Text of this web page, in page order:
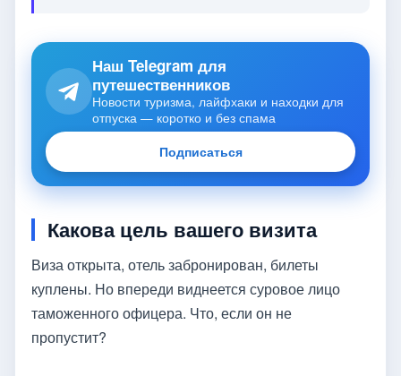
Наш Telegram для
путешественников
Новости туризма, лайфхаки и находки для
отпуска — коротко и без спама
Подписаться
Какова цель вашего визита
Виза открыта, отель забронирован, билеты
куплены. Но впереди виднеется суровое лицо
таможенного офицера. Что, если он не
пропустит?